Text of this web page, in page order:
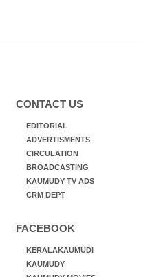
CONTACT US
EDITORIAL
ADVERTISMENTS
CIRCULATION
BROADCASTING
KAUMUDY TV ADS
CRM DEPT
FACEBOOK
KERALAKAUMUDI
KAUMUDY